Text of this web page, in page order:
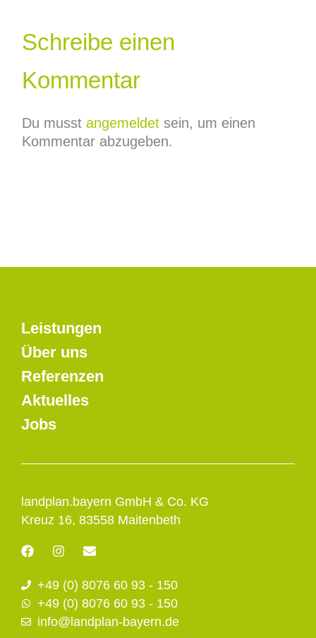
Schreibe einen
Kommentar
Du musst angemeldetsein, um einen
Kommentar abzugeben.
landplan.bayern GmbH & Co. KG
Kreuz 16, 83558 Maitenbeth
F
a
e
b
o
o
I
n
t
a
g
r
E
e
l
o
p
+49 (0) 8076 60 93 - 150
+49 (0) 8076 60 93 - 150
info@landplan-bayern.de
Leistungen
Über uns
Referenzen
Aktuelles
Jobs